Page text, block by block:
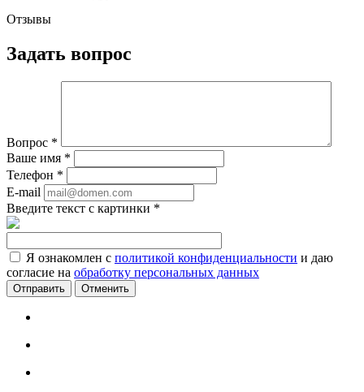
Отзывы
Задать вопрос
Вопрос *
Ваше имя *
Телефон *
E-mail
Введите текст с картинки *
Я ознакомлен с политикой конфиденциальности и даю
согласие на обработку персональных данных
Отменить